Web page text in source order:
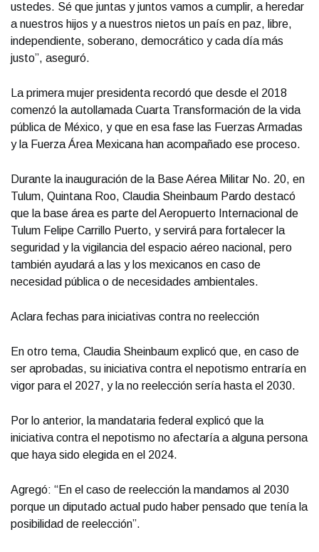
ustedes. Sé que juntas y juntos vamos a cumplir, a heredar
a nuestros hijos y a nuestros nietos un país en paz, libre,
independiente, soberano, democrático y cada día más
justo”, aseguró.
La primera mujer presidenta recordó que desde el 2018
comenzó la autollamada Cuarta Transformación de la vida
pública de México, y que en esa fase las Fuerzas Armadas
y la Fuerza Área Mexicana han acompañado ese proceso.
Durante la inauguración de la Base Aérea Militar No. 20, en
Tulum, Quintana Roo, Claudia Sheinbaum Pardo destacó
que la base área es parte del Aeropuerto Internacional de
Tulum Felipe Carrillo Puerto, y servirá para fortalecer la
seguridad y la vigilancia del espacio aéreo nacional, pero
también ayudará a las y los mexicanos en caso de
necesidad pública o de necesidades ambientales.
Aclara fechas para iniciativas contra no reelección
En otro tema, Claudia Sheinbaum explicó que, en caso de
ser aprobadas, su iniciativa contra el nepotismo entraría en
vigor para el 2027, y la no reelección sería hasta el 2030.
Por lo anterior, la mandataria federal explicó que la
iniciativa contra el nepotismo no afectaría a alguna persona
que haya sido elegida en el 2024.
Agregó: “En el caso de reelección la mandamos al 2030
porque un diputado actual pudo haber pensado que tenía la
posibilidad de reelección”.